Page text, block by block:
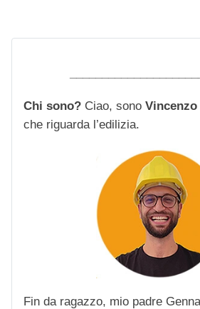
Chi sono? Ciao, sono Vincenzo
che riguarda l’edilizia.
Fin da ragazzo, mio padre